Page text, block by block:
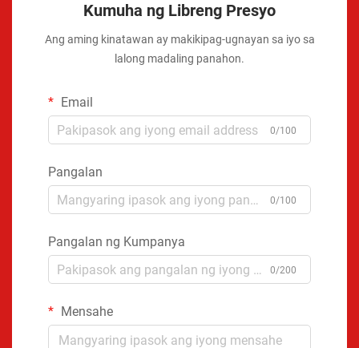
Kumuha ng Libreng Presyo
Ang aming kinatawan ay makikipag-ugnayan sa iyo sa
lalong madaling panahon.
Email
0/100
Pangalan
0/100
Pangalan ng Kumpanya
0/200
Mensahe